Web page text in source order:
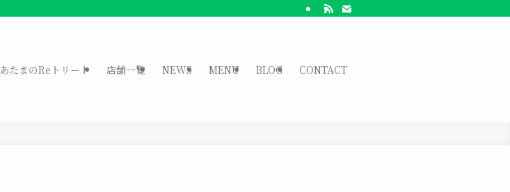
あたまのReトリート 店舗一覧 NEWS MENU BLOG CONTACT